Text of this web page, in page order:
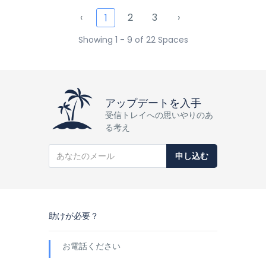
‹ 1 2 3 ›
Showing 1 - 9 of 22 Spaces
アップデートを入手
受信トレイへの思いやりのあ
る考え
申し込む
助けが必要？
お電話ください